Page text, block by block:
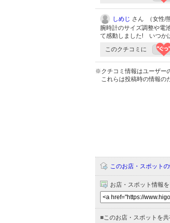
しめじ さん （女性/
腕時計のサイズ調整や電
て感動しました! いつか
このクチコミに
※クチコミ情報はユーザー
これらは投稿時の情報の
このお店・スポット
お店・スポット情報
■このお店・スポットを